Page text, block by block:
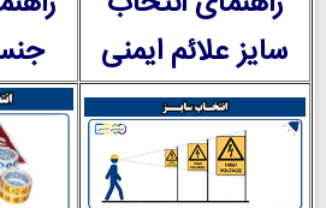
سایز علائم ایمنی